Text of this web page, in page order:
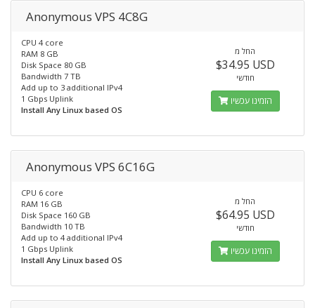
Anonymous VPS 4C8G
CPU 4 core
RAM 8 GB
Disk Space 80 GB
Bandwidth 7 TB
Add up to 3 additional IPv4
1 Gbps Uplink
Install Any Linux based OS
החל מ
$34.95 USD
חודשי
הזמינו עכשיו
Anonymous VPS 6C16G
CPU 6 core
RAM 16 GB
Disk Space 160 GB
Bandwidth 10 TB
Add up to 4 additional IPv4
1 Gbps Uplink
Install Any Linux based OS
החל מ
$64.95 USD
חודשי
הזמינו עכשיו